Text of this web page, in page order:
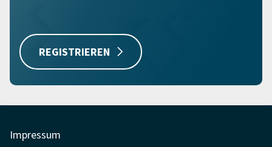
REGISTRIEREN
Impressum